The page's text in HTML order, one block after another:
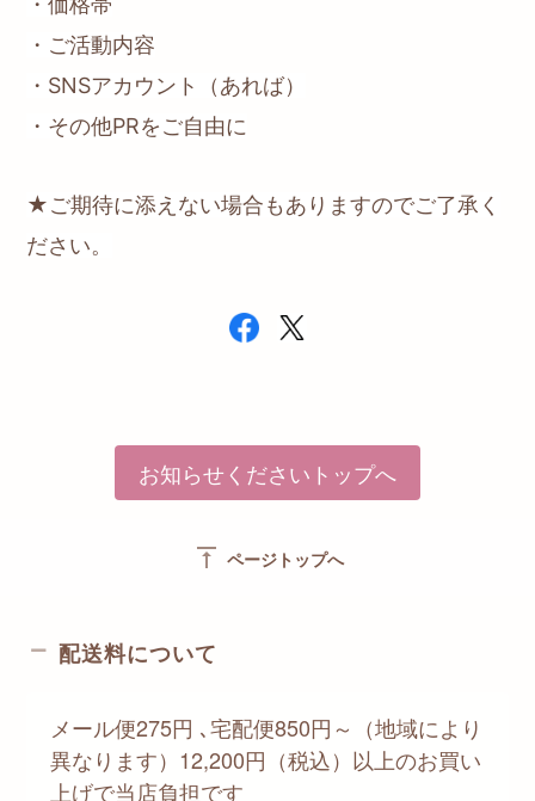
・ご活動内容
・SNSアカウント（あれば）
・その他PRをご自由に
★ご期待に添えない場合もありますのでご了承く
ださい。
お知らせくださいトップへ
vertical_align_top ページトップへ
配送料について
メール便275円 ､宅配便850円～（地域により
異なります）12,200円（税込）以上のお買い
上げで当店負担です